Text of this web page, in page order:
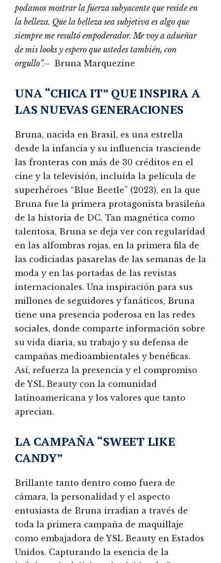
podamos mostrar la fuerza subyacente que reside en
la belleza. Que la belleza sea subjetiva es algo que
siempre me resultó empoderador. Me voy a adueñar
de mis looks y espero que ustedes también, con
orgullo”.– Bruna Marquezine
UNA “CHICA IT” QUE INSPIRA A
LAS NUEVAS GENERACIONES
Bruna, nacida en Brasil, es una estrella
desde la infancia y su influencia trasciende
las fronteras con más de 30 créditos en el
cine y la televisión, incluida la película de
superhéroes “Blue Beetle” (2023), en la que
Bruna fue la primera protagonista brasileña
de la historia de DC. Tan magnética como
talentosa, Bruna se deja ver con regularidad
en las alfombras rojas, en la primera fila de
las codiciadas pasarelas de las semanas de la
moda y en las portadas de las revistas
internacionales. Una inspiración para sus
millones de seguidores y fanáticos, Bruna
tiene una presencia poderosa en las redes
sociales, donde comparte información sobre
su vida diaria, su trabajo y su defensa de
campañas medioambientales y benéficas.
Así, refuerza la presencia y el compromiso
de YSL Beauty con la comunidad
latinoamericana y los valores que tanto
aprecian.
LA CAMPAÑA “SWEET LIKE
CANDY”
Brillante tanto dentro como fuera de
cámara, la personalidad y el aspecto
entusiasta de Bruna irradian a través de
toda la primera campaña de maquillaje
como embajadora de YSL Beauty en Estados
Unidos. Capturando la esencia de la